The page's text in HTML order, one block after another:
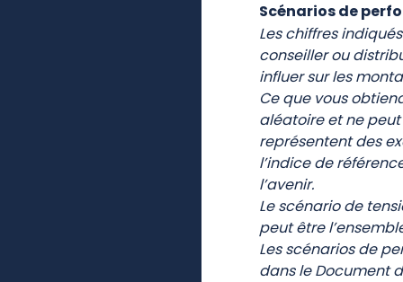
Scénarios de
Les chiffres
conseiller ou
influer sur les
Ce que vous
aléatoire et ne
représentent des
l’indice de
l’avenir.
Le scénario de
peut être
Les scénarios de
dans le Document